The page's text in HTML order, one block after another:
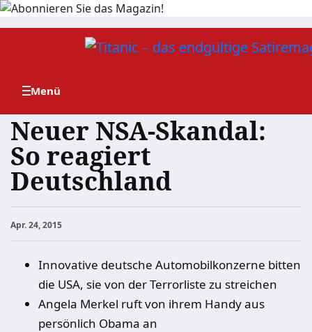
Zum
Neuer NSA-Skandal:
So reagiert
Deutschland
Apr. 24, 2015
Innovative deutsche Automobilkonzerne bitten
die USA, sie von der Terrorliste zu streichen
Angela Merkel ruft von ihrem Handy aus
persönlich Obama an